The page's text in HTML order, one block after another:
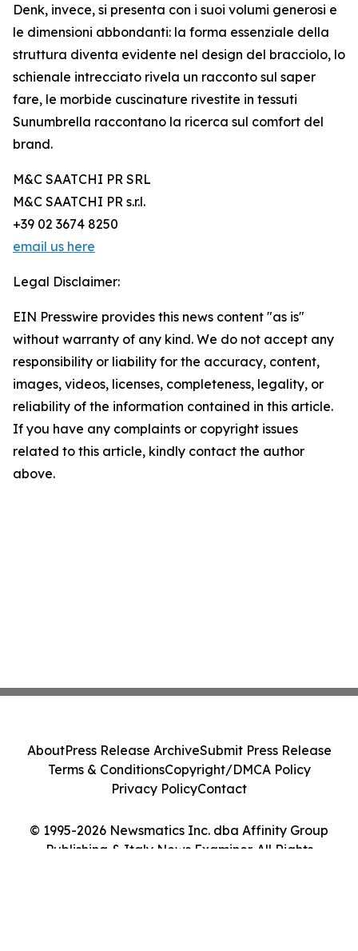
Denk, invece, si presenta con i suoi volumi generosi e
le dimensioni abbondanti: la forma essenziale della
struttura diventa evidente nel design del bracciolo, lo
schienale intrecciato rivela un racconto sul saper
fare, le morbide cuscinature rivestite in tessuti
Sunumbrella raccontano la ricerca sul comfort del
brand.
M&C SAATCHI PR SRL
M&C SAATCHI PR s.r.l.
+39 02 3674 8250
email us here
Legal Disclaimer:
EIN Presswire provides this news content "as is"
without warranty of any kind. We do not accept any
responsibility or liability for the accuracy, content,
images, videos, licenses, completeness, legality, or
reliability of the information contained in this article.
If you have any complaints or copyright issues
related to this article, kindly contact the author
above.
© 1995-2026 Newsmatics Inc. dba Affinity Group
Publishing & Italy News Examiner. All Rights
AboutPress Release ArchiveSubmit Press Release
Terms & ConditionsCopyright/DMCA Policy
Privacy PolicyContact